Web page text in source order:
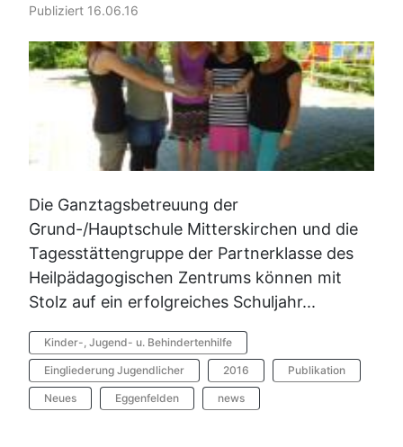
Publiziert 16.06.16
Die Ganztagsbetreuung der
Grund-/Hauptschule Mitterskirchen und die
Tagesstättengruppe der Partnerklasse des
Heilpädagogischen Zentrums können mit
Stolz auf ein erfolgreiches Schuljahr...
Kinder-, Jugend- u. Behindertenhilfe
Eingliederung Jugendlicher 2016 Publikation
Neues Eggenfelden news